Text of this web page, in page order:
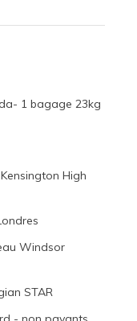
1 bagage 23kg
High
Windsor
STAR